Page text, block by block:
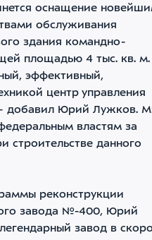
оснащение
обслуживания
здания командно-
площадью 4 тыс. кв. м.
эффективный,
центр управления
добавил Юрий Лужков.
властям за
строительстве данного
реконструкции
завода №-400, Юрий
завод в